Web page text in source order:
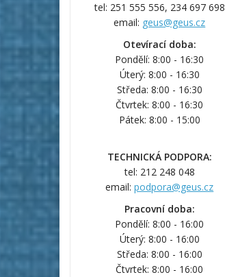
tel: 251 555 556, 234 697 698
email: geus@geus.cz
Otevírací doba:
Pondělí: 8:00 - 16:30
Úterý: 8:00 - 16:30
Středa: 8:00 - 16:30
Čtvrtek: 8:00 - 16:30
Pátek: 8:00 - 15:00
TECHNICKÁ PODPORA:
tel: 212 248 048
email:podpora@geus.cz
Pracovní doba:
Pondělí: 8:00 - 16:00
Úterý: 8:00 - 16:00
Středa: 8:00 - 16:00
Čtvrtek: 8:00 - 16:00